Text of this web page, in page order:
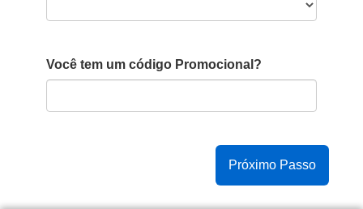
Você tem um código Promocional?